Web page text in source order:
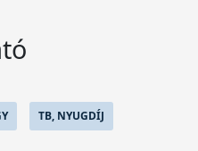
TB, NYUGDÍJ